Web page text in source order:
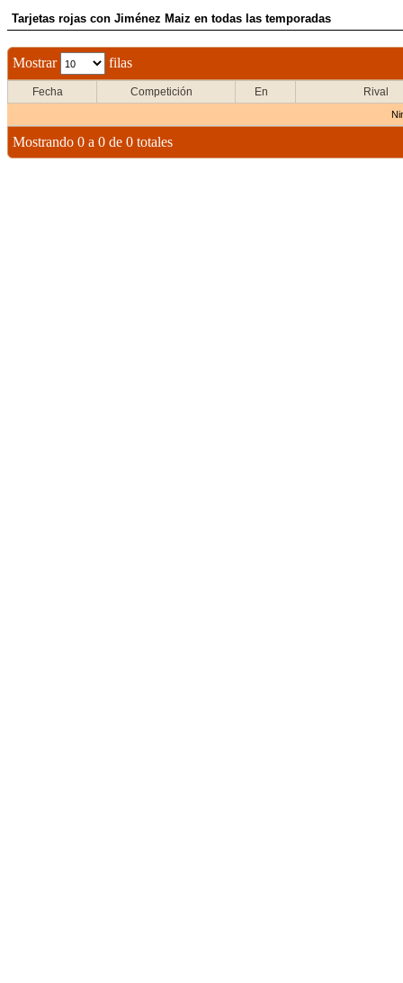
Tarjetas rojas con Jiménez Maiz en todas las temporadas
Mostrar filas
Fecha Competición En Rival
Mostrando 0 a 0 de 0 totales